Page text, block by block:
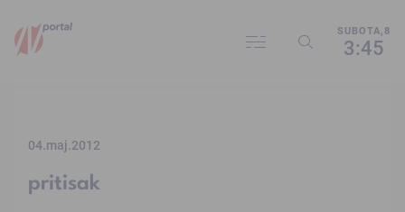
SUBOTA,8
3:45
04.maj.2012
pritisak